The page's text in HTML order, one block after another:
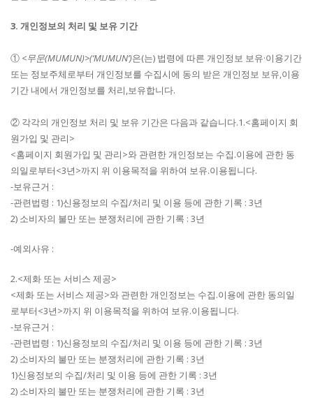
3. 개인정보의 처리 및 보유 기간
① <무문(MUMUN)>(‘MUMUN’)은(는) 법령에 따른 개인정보 보유·이용기간
또는 정보주체로부터 개인정보를 수집시에 동의 받은 개인정보 보유,이용
기간 내에서 개인정보를 처리,보유합니다.
② 각각의 개인정보 처리 및 보유 기간은 다음과 같습니다.1.<홈페이지 회
원가입 및 관리>
<홈페이지 회원가입 및 관리>와 관련한 개인정보는 수집.이용에 관한 동
의일로부터<3년>까지 위 이용목적을 위하여 보유.이용됩니다.
-보유근거 :
-관련법령 : 1)신용정보의 수집/처리 및 이용 등에 관한 기록 : 3년
2) 소비자의 불만 또는 분쟁처리에 관한 기록 : 3년
-예외사유 :
2.<제화 또는 서비스 제공>
<제화 또는 서비스 제공>와 관련한 개인정보는 수집.이용에 관한 동의일
로부터<3년>까지 위 이용목적을 위하여 보유.이용됩니다.
-보유근거 :
-관련법령 : 1)신용정보의 수집/처리 및 이용 등에 관한 기록 : 3년
2) 소비자의 불만 또는 분쟁처리에 관한 기록 : 3년
1)신용정보의 수집/처리 및 이용 등에 관한 기록 : 3년
2) 소비자의 불만 또는 분쟁처리에 관한 기록 : 3년